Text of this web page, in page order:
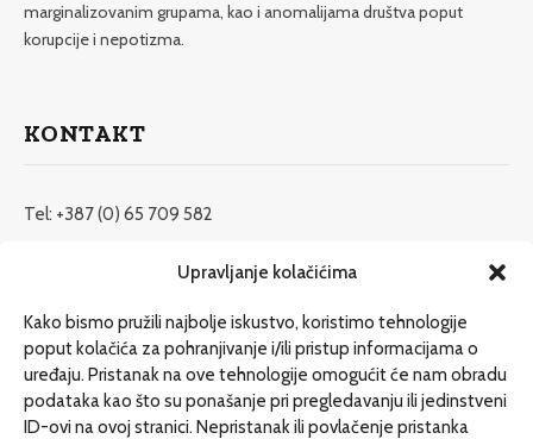
Upravljanje kolačićima
Kako bismo pružili najbolje iskustvo, koristimo tehnologije
poput kolačića za pohranjivanje i/ili pristup informacijama o
uređaju. Pristanak na ove tehnologije omogućit će nam obradu
podataka kao što su ponašanje pri pregledavanju ili jedinstveni
ID-ovi na ovoj stranici. Nepristanak ili povlačenje pristanka
marginalizovanim grupama, kao i anomalijama društva poput
korupcije i nepotizma.
KONTAKT
Tel: +387 (0) 65 709 582
redakcija@etrafika.net
Dosije
Drugi pišu